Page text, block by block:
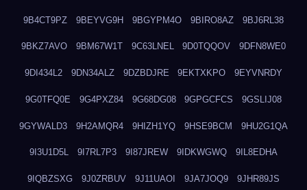
9B4CT9PZ 9BEYVG9H 9BGYPM4O 9BIRO8AZ 9BJ6RL38
9BKZ7AVO 9BM67W1T 9C63LNEL 9D0TQQOV 9DFN8WE0
9DI434L2 9DN34ALZ 9DZBDJRE 9EKTXKPO 9EYVNRDY
9G0TFQ0E 9G4PXZ84 9G68DG08 9GPGCFCS 9GSLIJ08
9GYWALD3 9H2AMQR4 9HIZH1YQ 9HSE9BCM 9HU2G1QA
9I3U1D5L 9I7RL7P3 9I87JREW 9IDKWGWQ 9IL8EDHA
9IQBZSXG 9J0ZRBUV 9J11UAOI 9JA7JOQ9 9JHR89JS